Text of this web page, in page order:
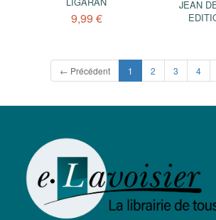
9,99 €
JEAN
← Précédent 1 (current)
2 3 4